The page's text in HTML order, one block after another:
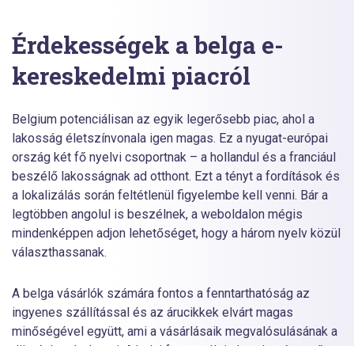
Érdekességek a belga e-
kereskedelmi piacról
Belgium potenciálisan az egyik legerősebb piac, ahol a
lakosság életszínvonala igen magas. Ez a nyugat-európai
ország két fő nyelvi csoportnak – a hollandul és a franciául
beszélő lakosságnak ad otthont. Ezt a tényt a fordítások és
a lokalizálás során feltétlenül figyelembe kell venni. Bár a
legtöbben angolul is beszélnek, a weboldalon mégis
mindenképpen adjon lehetőséget, hogy a három nyelv közül
választhassanak.
A belga vásárlók számára fontos a fenntarthatóság az
ingyenes szállítással és az árucikkek elvárt magas
minőségével együtt, ami a vásárlásaik megvalósulásának a